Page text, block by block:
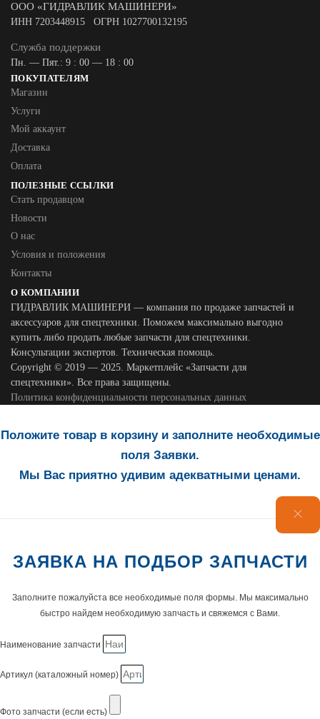
ООО «ГИДРАВЛИК МАШИНЕРИ»
ИНН 7203448915 ОГРН 1027700132195
Служба поддержки
Пн. — Пят.: 9 : 00 — 18 : 00
ПОКУПАТЕЛЯМ
Магазин
Услуги
Мой аккаунт
Доставка
Оплата
ПОЛЕЗНЫЕ ССЫЛКИ
Стать продавцом
Новости
О нас
Условия и положения
Контакты
О КОМПАНИИ
ГИДРАВЛИК МАШИНЕРИ — компания по продаже запчастей и
аксессуаров для спецтехники. Поможем максимально выгодно
купить либо продать любые запчасти для спецтехники.
Консультации экспертов. Техническая помощь.
Copyright © 2019 — 2025. Маркетплейс «Запчасти для
спецтехники». Все права защищены.
Политика конфиденциальности персональных данных
Положите товар в корзину и заполните необходимые
поля Заявки.
Мы Вас приятно удивим адекватными ценами.
ЗАЯВКА НА ПОДБОР ЗАПЧАСТИ
Заполните пожалуйста все необходимые поля формы. Мы максимально
быстро найдем необходимую запчасть и свяжемся с Вами.
Наименование запчасти
Артикул (каталожный номер)
Фото запчасти (если есть)